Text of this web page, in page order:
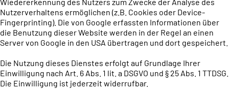
Nutzerverhaltens ermöglichen (z.B. Cookies oder Device-
Fingerprinting). Die von Google erfassten Informationen über
die Benutzung dieser Website werden in der Regel an einen
Server von Google in den USA übertragen und dort gespeichert.
Die Nutzung dieses Dienstes erfolgt auf Grundlage Ihrer
Einwilligung nach Art. 6 Abs. 1 lit. a DSGVO und § 25 Abs. 1 TTDSG.
Die Einwilligung ist jederzeit widerrufbar.